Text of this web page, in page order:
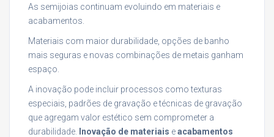
As semijoias continuam evoluindo em materiais e
acabamentos.
Materiais com maior durabilidade, opções de banho
mais seguras e novas combinações de metais ganham
espaço.
A inovação pode incluir processos como texturas
especiais, padrões de gravação e técnicas de gravação
que agregam valor estético sem comprometer a
durabilidade.
Inovação de materiais eacabamentos